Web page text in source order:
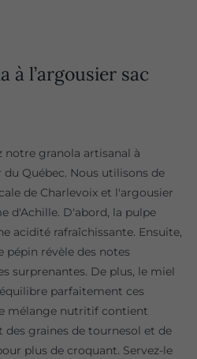
à l’argousier sac
notre granola artisanal à
du Québec. Nous utilisons de
de Charlevoix et l'argousier
d'Achille. D'abord, la pulpe
acidité rafraîchissante. Ensuite,
pépin révèle des notes
surprenantes. De plus, le miel
parfaitement ces
mélange nutritif contient
des graines de tournesol et de
plus de croquant. Servez-le